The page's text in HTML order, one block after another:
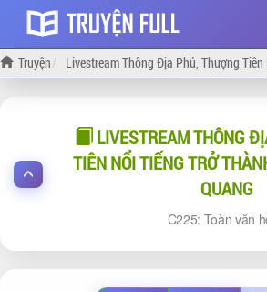
Truyện Livestream Thông Địa Phủ, Thượng
LIVESTREAM THÔNG
TIÊN NỔI TIẾNG TRỞ
QUANG
225: Toàn văn